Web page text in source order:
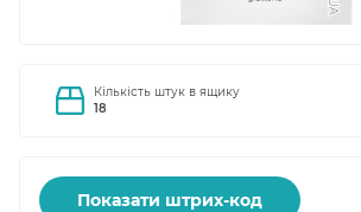
Кількість штук в ящику
18
Показати штрих-код